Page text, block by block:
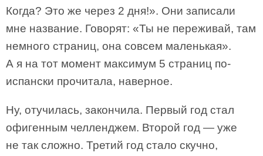
Когда? Это же через 2 дня!». Они записали
мне название. Говорят: «Ты не переживай, там
немного страниц, она совсем маленькая».
А я на тот момент максимум 5 страниц по-
испански прочитала, наверное.
Ну, отучилась, закончила. Первый год стал
офигенным челленджем. Второй год — уже
не так сложно. Третий год стало скучно,